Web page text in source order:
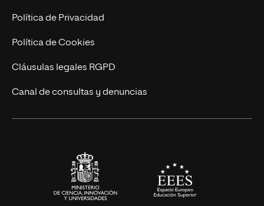
Postgrados
Cursos Universitarios
Trabaja en UNIR
Actualidad
UNIR Revista
Eventos
Política de Privacidad
Política de Cookies
Cláusulas legales RGPD
Canal de consultas y denuncias